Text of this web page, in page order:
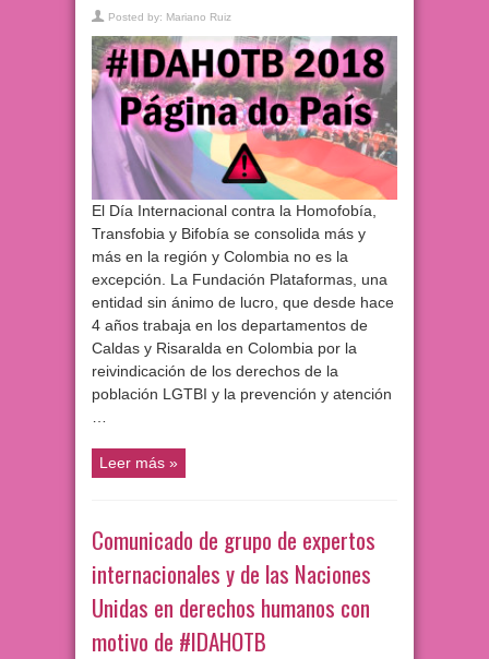
Posted by: Mariano Ruiz
El Día Internacional contra la Homofobía,
Transfobia y Bifobía se consolida más y
más en la región y Colombia no es la
excepción. La Fundación Plataformas, una
entidad sin ánimo de lucro, que desde hace
4 años trabaja en los departamentos de
Caldas y Risaralda en Colombia por la
reivindicación de los derechos de la
población LGTBI y la prevención y atención
Leer más »
Comunicado de grupo de expertos
internacionales y de las Naciones
Unidas en derechos humanos con
motivo de #IDAHOTB